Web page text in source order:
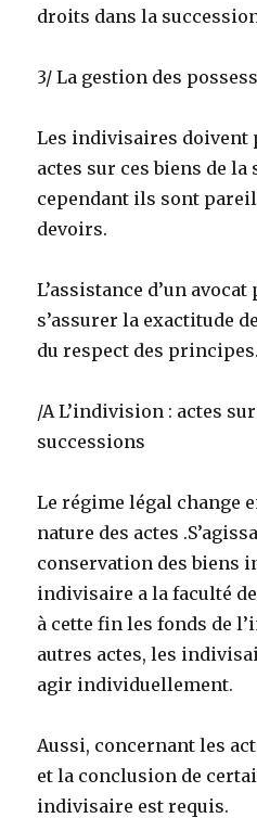
droits dans la
3/ La gestion des
Les indivisaires doivent
actes sur ces biens de la
cependant ils sont
devoirs.
L’assistance d’un
s’assurer la exactitude
du respect des principes.
/A L’indivision : actes
successions
Le régime légal change
nature des actes
conservation des biens
indivisaire a la faculté
à cette fin les fonds de
autres actes, les
agir individuellement.
Aussi, concernant les
et la conclusion de
indivisaire est requis.